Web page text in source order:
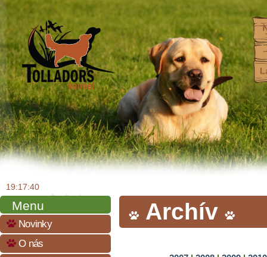
19:17:41
Menu
Novinky
O nás
Archív